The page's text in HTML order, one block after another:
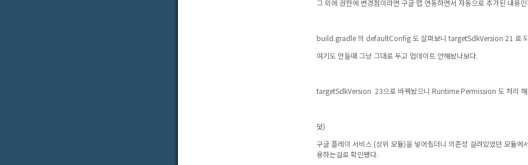
그 외에 권한에 변경점이라면 구글 맵 연동하면서 자동으로 추가된 내용
build.gradle 의 defaultConfig 도 살펴보니 targetSdkVersion 21 로
여기도 만들때 그냥 그대로 두고 업데이트 안해놨나보다.
targetSdkVersion 23으로 바꿔놨으니 Runtime Permission 도 처리 해
덧)
구글 플레이 서비스 (상위 모듈)을 넣어줬더니 의존성 걸려있었던 모듈에
용하는걸로 확인됐다.